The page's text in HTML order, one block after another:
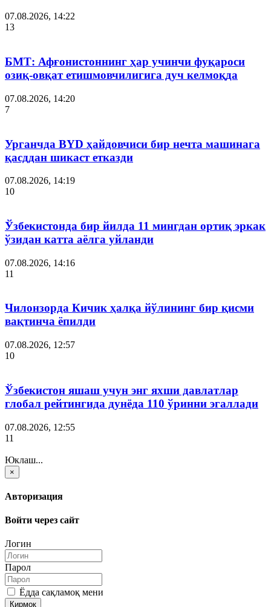
07.08.2026, 14:22
13
БМТ: Афғонистоннинг ҳар учинчи фуқароси
озиқ-овқат етишмовчилигига дуч келмоқда
07.08.2026, 14:20
7
Урганчда BYD ҳайдовчиси бир нечта машинага
қасддан шикаст етказди
07.08.2026, 14:19
10
Ўзбекистонда бир йилда 11 мингдан ортиқ эркак
ўзидан катта аёлга уйланди
07.08.2026, 14:16
11
Чилонзорда Кичик ҳалқа йўлининг бир қисми
вақтинча ёпилди
07.08.2026, 12:57
10
Ўзбекистон яшаш учун энг яхши давлатлар
глобал рейтингида дунёда 110 ўринни эгаллади
07.08.2026, 12:55
11
Юклаш...
×
Авторизация
Войти через сайт
Логин
Парол
Ёдда сақламоқ мени